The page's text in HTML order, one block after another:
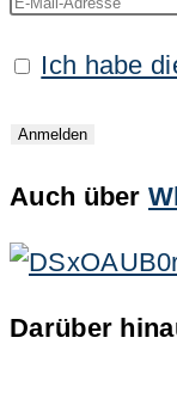
Ich habe
Auch über
Darüber